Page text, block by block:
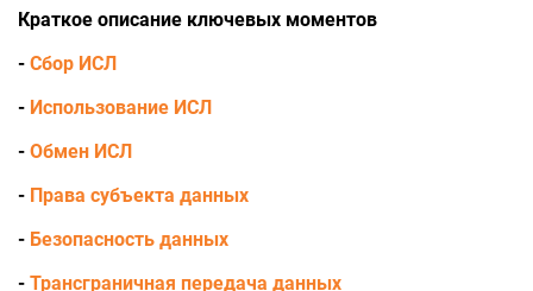
Краткое описание ключевых моментов
- Сбор ИСЛ
- Использование ИСЛ
- Обмен ИСЛ
- Права субъекта данных
- Безопасность данных
- Трансграничная передача данных